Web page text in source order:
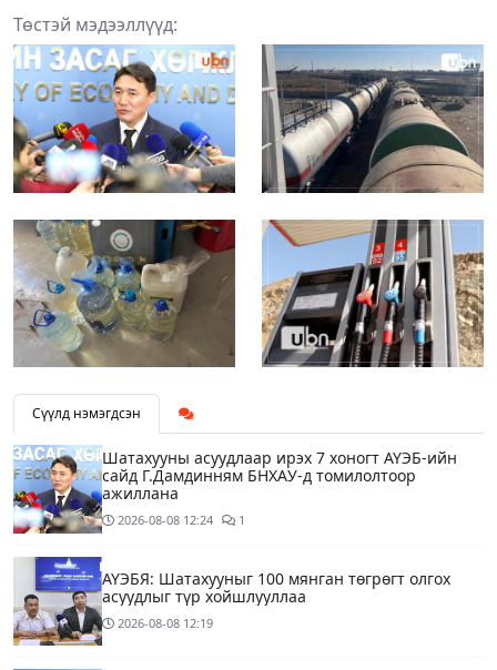
Төстэй мэдээллүүд:
Сүүлд нэмэгдсэн
Шатахууны асуудлаар ирэх 7 хоногт АҮЭБ-ийн
сайд Г.Дамдинням БНХАУ-д томилолтоор
ажиллана
2026-08-08 12:24 1
АҮЭБЯ: Шатахууныг 100 мянган төгрөгт олгох
асуудлыг түр хойшлууллаа
2026-08-08 12:19